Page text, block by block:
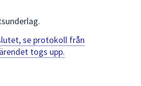
för
att
navigera
se protokoll från
togs upp.